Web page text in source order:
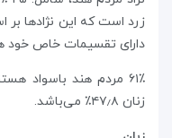
زرد است که این نژادها بر
دارای تقسیمات خاص خود
زنان ۴۷٫۸٪ می‌باشد.